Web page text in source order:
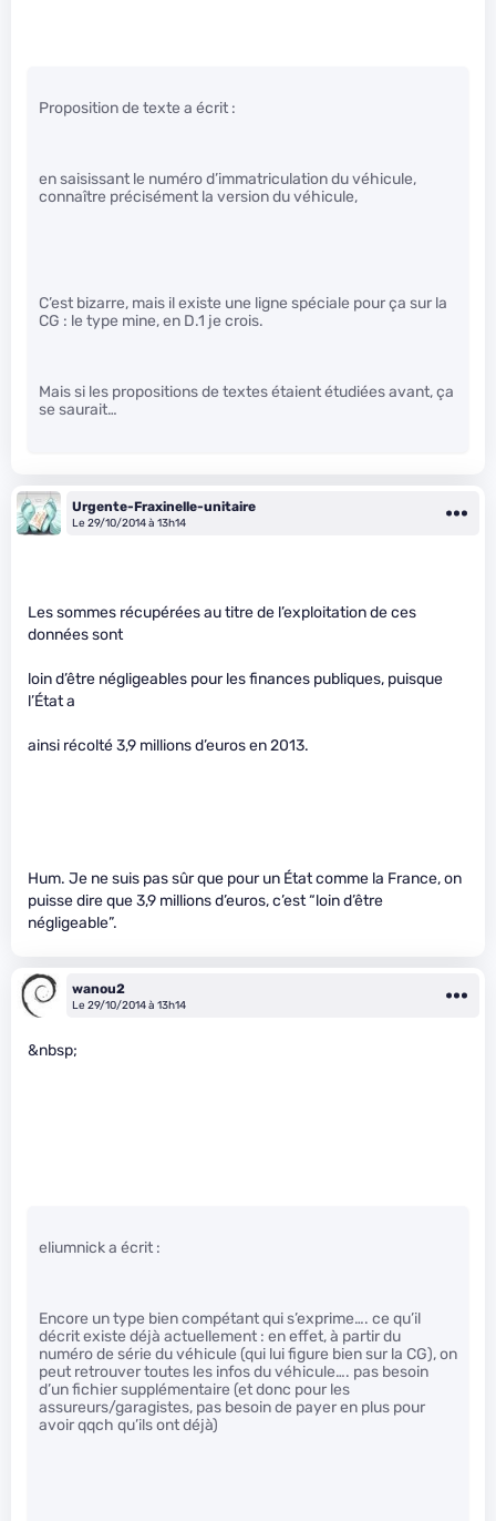
Proposition de texte a écrit :
en saisissant le numéro d’immatriculation du véhicule,
connaître précisément la version du véhicule,
C’est bizarre, mais il existe une ligne spéciale pour ça sur la
CG : le type mine, en D.1 je crois.
Mais si les propositions de textes étaient étudiées avant, ça
se saurait…
Urgente-Fraxinelle-unitaire
Le 29/10/2014 à 13h14
Les sommes récupérées au titre de l’exploitation de ces
données sont
loin d’être négligeables pour les finances publiques, puisque
l’État a
ainsi récolté 3,9 millions d’euros en 2013.
Hum. Je ne suis pas sûr que pour un État comme la France, on
puisse dire que 3,9 millions d’euros, c’est “loin d’être
négligeable”.
wanou2
Le 29/10/2014 à 13h14
&nbsp;
eliumnick a écrit :
Encore un type bien compétant qui s’exprime…. ce qu’il
décrit existe déjà actuellement : en effet, à partir du
numéro de série du véhicule (qui lui figure bien sur la CG), on
peut retrouver toutes les infos du véhicule…. pas besoin
d’un fichier supplémentaire (et donc pour les
assureurs/garagistes, pas besoin de payer en plus pour
avoir qqch qu’ils ont déjà)